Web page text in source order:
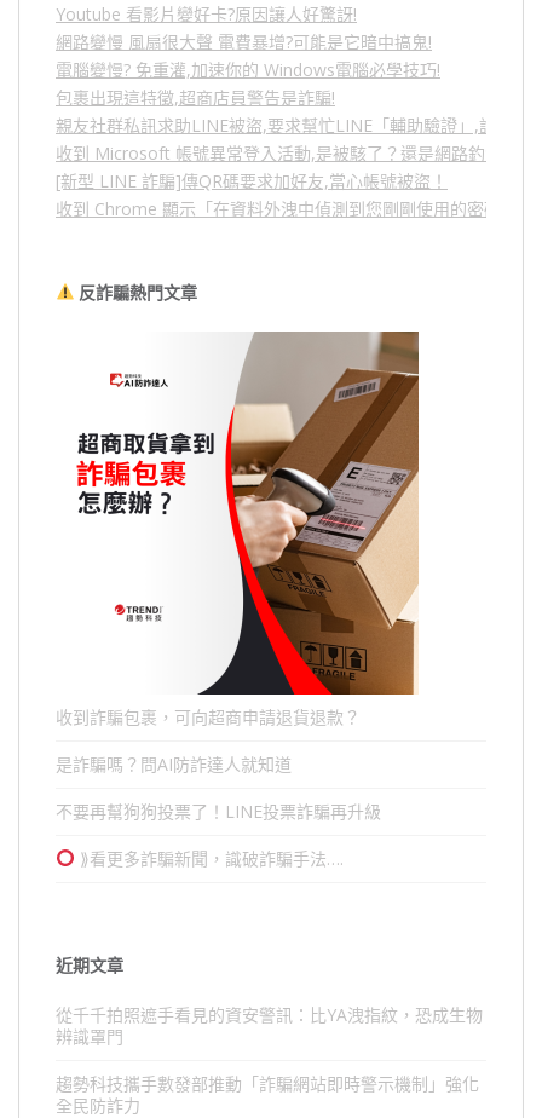
Youtube 看影片變好卡?原因讓人好驚訝!
網路變慢 風扇很大聲 電費暴增?可能是它暗中搞鬼!
電腦變慢? 免重灌,加速你的 Windows電腦必學技巧!
包裹出現這特徵,超商店員警告是詐騙!
親友社群私訊求助LINE被盜,要求幫忙LINE「輔助驗證」,詐騙
收到 Microsoft 帳號異常登入活動,是被駭了？還是網路釣魚？
[新型 LINE 詐騙]傳QR碼要求加好友,當心帳號被盜！
收到 Chrome 顯示「在資料外洩中偵測到您剛剛使用的密碼」
反詐騙熱門文章
收到詐騙包裹，可向超商申請退貨退款？
是詐騙嗎？問AI防詐達人就知道
不要再幫狗狗投票了！LINE投票詐騙再升級
⟫看更多詐騙新聞，識破詐騙手法….
近期文章
從千千拍照遮手看見的資安警訊：比YA洩指紋，恐成生物
辨識罩門
趨勢科技攜手數發部推動「詐騙網站即時警示機制」強化
全民防詐力